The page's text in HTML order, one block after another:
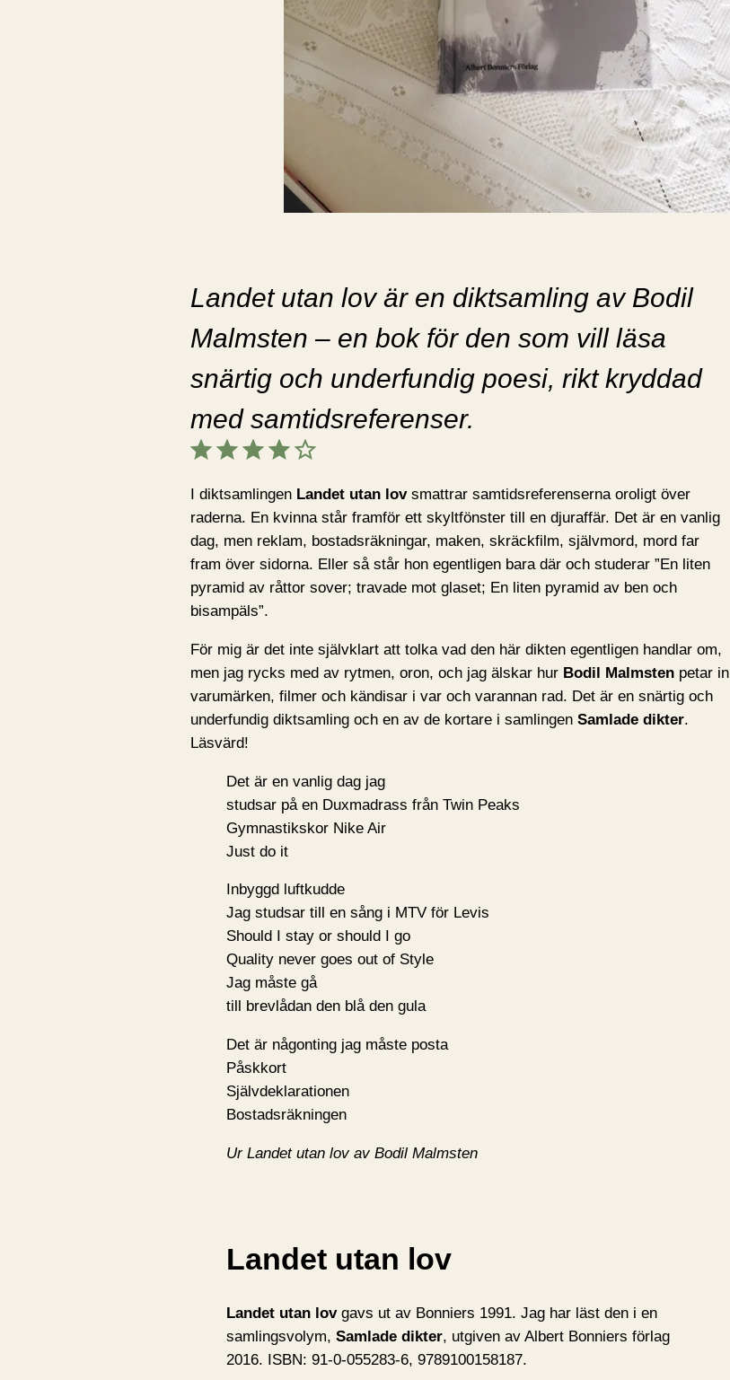
Landet utan lov är en diktsamling av Bodil
Malmsten – en bok för den som vill läsa
snärtig och underfundig poesi, rikt kryddad
med samtidsreferenser.
I diktsamlingen Landet utan lovsmattrar samtidsreferenserna oroligt över
raderna. En kvinna står framför ett skyltfönster till en djuraffär. Det är en vanlig
dag, men reklam, bostadsräkningar, maken, skräckfilm, självmord, mord far
fram över sidorna. Eller så står hon egentligen bara där och studerar ”En liten
pyramid av råttor sover; travade mot glaset; En liten pyramid av ben och
bisampäls”.
För mig är det inte självklart att tolka vad den här dikten egentligen handlar om,
men jag rycks med av rytmen, oron, och jag älskar hur Bodil Malmsten petar in
varumärken, filmer och kändisar i var och varannan rad. Det är en snärtig och
underfundig diktsamling och en av de kortare i samlingen Samlade dikter.
Läsvärd!
Det är en vanlig dag jag
studsar på en Duxmadrass från Twin Peaks
Gymnastikskor Nike Air
Just do it
Inbyggd luftkudde
Jag studsar till en sång i MTV för Levis
Should I stay or should I go
Quality never goes out of Style
Jag måste gå
till brevlådan den blå den gula
Det är någonting jag måste posta
Påskkort
Självdeklarationen
Bostadsräkningen
Ur Landet utan lov av Bodil Malmsten
Landet utan lov
Landet utan lovgavs ut av Bonniers 1991. Jag har läst den i en
samlingsvolym, Samlade dikter, utgiven av Albert Bonniers förlag
2016. ISBN: 91-0-055283-6, 9789100158187.